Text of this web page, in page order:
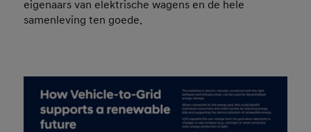
eigenaars van elektrische wagens en de hele
samenleving ten goede.